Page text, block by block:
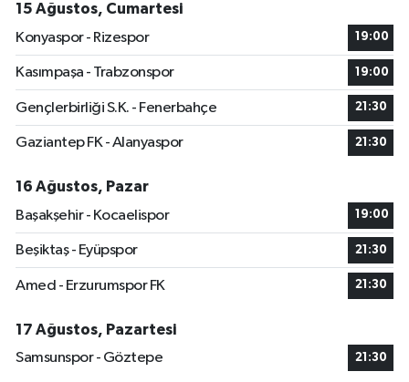
15 Ağustos, Cumartesi
Konyaspor - Rizespor
19:00
Kasımpaşa - Trabzonspor 19:00
Gençlerbirliği S.K. - Fenerbahçe 21:30
Gaziantep FK - Alanyaspor 21:30
16 Ağustos, Pazar
Başakşehir - Kocaelispor
19:00
Beşiktaş - Eyüpspor 21:30
Amed - Erzurumspor FK 21:30
17 Ağustos, Pazartesi
Samsunspor - Göztepe
21:30